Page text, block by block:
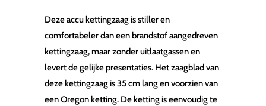
Deze accu kettingzaag is stiller en
comfortabeler dan een brandstof aangedreven
kettingzaag, maar zonder uitlaatgassen en
levert de gelijke presentaties. Het zaagblad van
deze kettingzaag is 35 cm lang en voorzien van
een Oregon ketting. De ketting is eenvoudig te